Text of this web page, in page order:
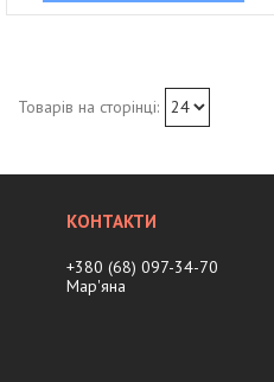
+380 (68) 097-34-70
Мар'яна